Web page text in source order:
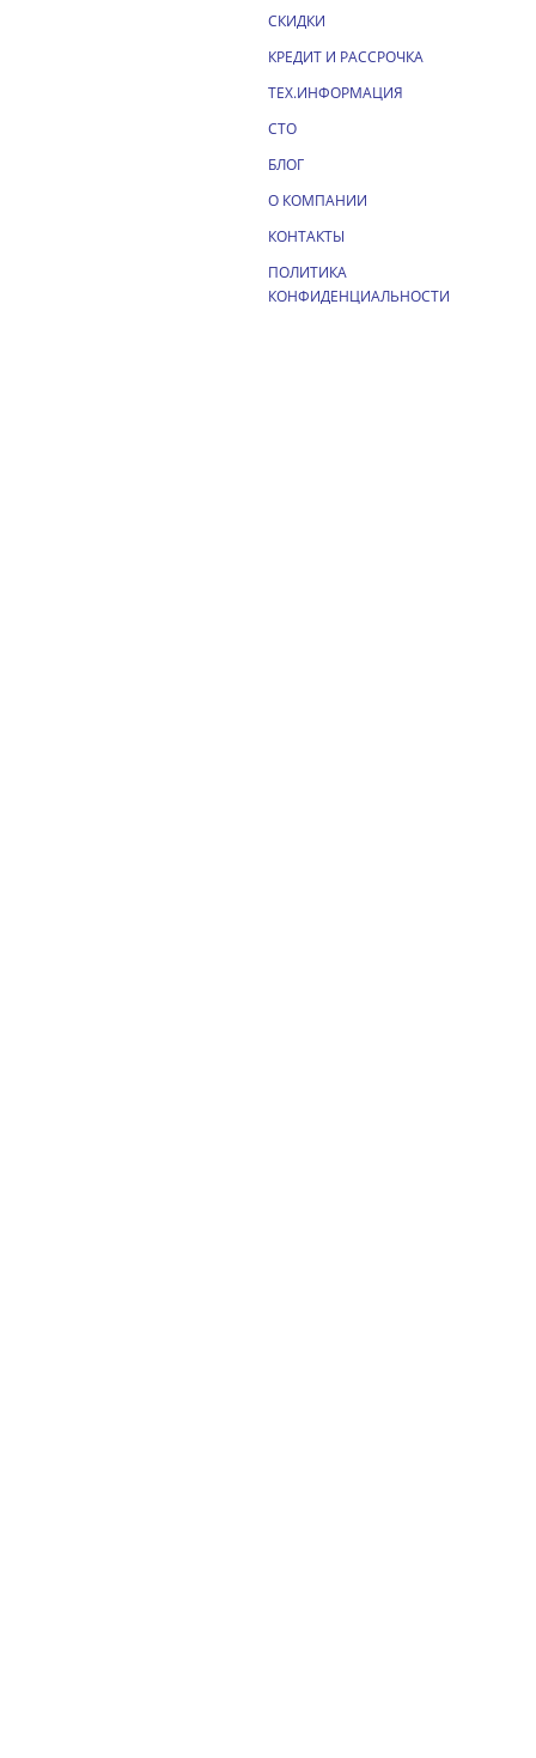
СКИДКИ
КРЕДИТ И РАССРОЧКА
ТЕХ.ИНФОРМАЦИЯ
СТО
БЛОГ
О КОМПАНИИ
КОНТАКТЫ
ПОЛИТИКА
КОНФИДЕНЦИАЛЬНОСТИ